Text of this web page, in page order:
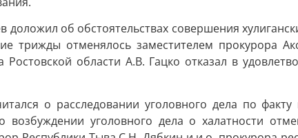
об обстоятельствах совершения
отменялось заместителем прокурора
области А.В. Гацко отказал в
о расследовании уголовного дела по
возбуждении уголовного дела о халатности